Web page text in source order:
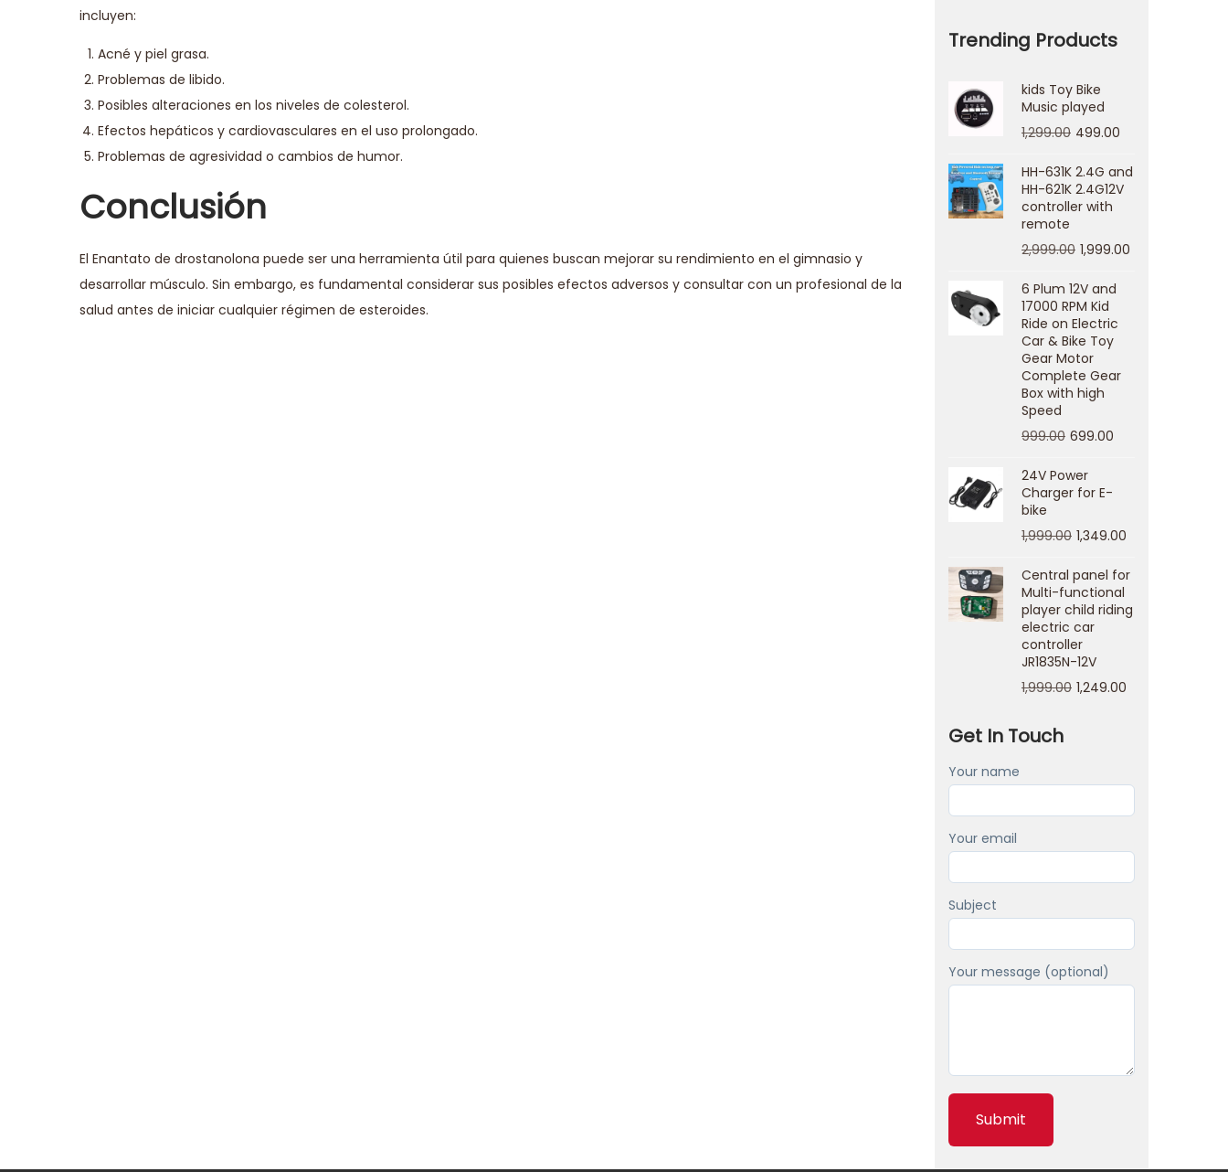
incluyen:
Acné y piel grasa.
Problemas de libido.
Posibles alteraciones en los niveles de colesterol.
Efectos hepáticos y cardiovasculares en el uso prolongado.
Problemas de agresividad o cambios de humor.
Conclusión
El Enantato de drostanolona puede ser una herramienta útil para quienes buscan mejorar su rendimiento en el gimnasio y
desarrollar músculo. Sin embargo, es fundamental considerar sus posibles efectos adversos y consultar con un profesional de la
salud antes de iniciar cualquier régimen de esteroides.
Trending Products
kids Toy Bike
Music played
1,299.00 499.00
HH-631K 2.4G and
HH-621K 2.4G12V
controller with
remote
2,999.00 1,999.00
6 Plum 12V and
17000 RPM Kid
Ride on Electric
Car & Bike Toy
Gear Motor
Complete Gear
Box with high
Speed
999.00 699.00
24V Power
Charger for E-
bike
1,999.00 1,349.00
Central panel for
Multi-functional
player child riding
electric car
controller
JR1835N-12V
1,999.00 1,249.00
Get In Touch
Your name
Your email
Subject
Your message (optional)